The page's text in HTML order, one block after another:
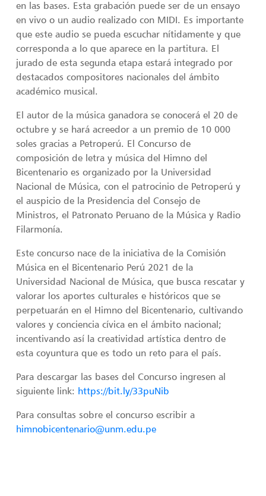
en las bases. Esta grabación puede ser de un ensayo
en vivo o un audio realizado con MIDI. Es importante
que este audio se pueda escuchar nítidamente y que
corresponda a lo que aparece en la partitura. El
jurado de esta segunda etapa estará integrado por
destacados compositores nacionales del ámbito
académico musical.
El autor de la música ganadora se conocerá el 20 de
octubre y se hará acreedor a un premio de 10 000
soles gracias a Petroperú. El Concurso de
composición de letra y música del Himno del
Bicentenario es organizado por la Universidad
Nacional de Música, con el patrocinio de Petroperú y
el auspicio de la Presidencia del Consejo de
Ministros, el Patronato Peruano de la Música y Radio
Filarmonía.
Este concurso nace de la iniciativa de la Comisión
Música en el Bicentenario Perú 2021 de la
Universidad Nacional de Música, que busca rescatar y
valorar los aportes culturales e históricos que se
perpetuarán en el Himno del Bicentenario, cultivando
valores y conciencia cívica en el ámbito nacional;
incentivando así la creatividad artística dentro de
esta coyuntura que es todo un reto para el país.
Para descargar las bases del Concurso ingresen al
siguiente link: https://bit.ly/33puNib
Para consultas sobre el concurso escribir a
himnobicentenario@unm.edu.pe